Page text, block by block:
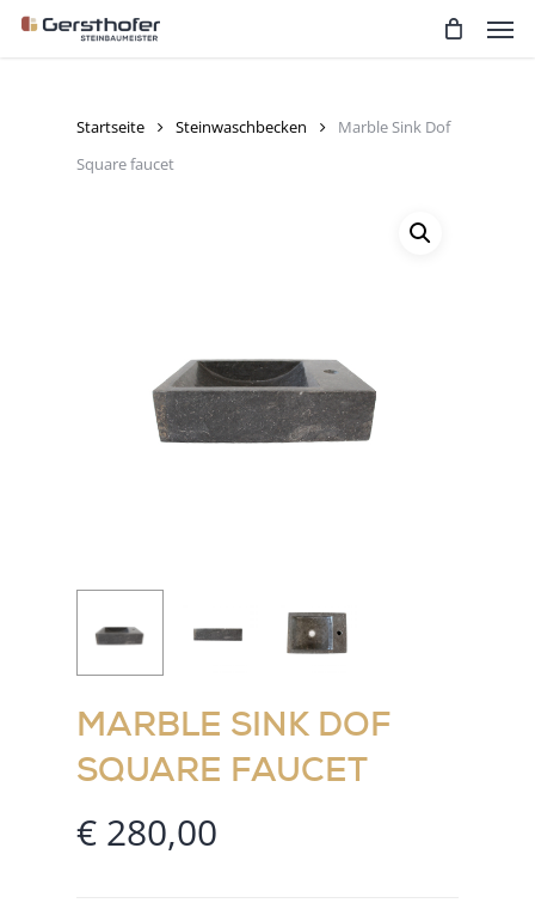
Skip
Startseite Steinwaschbecken
Marble Sink Dof
Square faucet
MARBLE SINK DOF
SQUARE FAUCET
€ 280,00